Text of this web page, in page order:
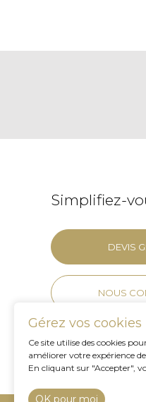
Simplifiez-
DEVIS
NOUS
Gérez vos cookies
Ce site utilise des cookies
améliorer votre expérience
En cliquant sur "Accepter",
OK pour moi